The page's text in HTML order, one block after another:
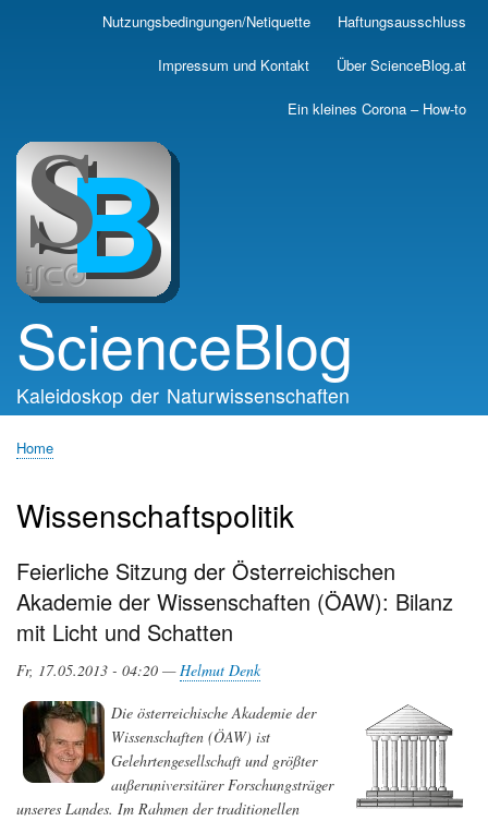
Skip
main
Nutzungsbedingungen/Netiquette Haftungsausschluss
Impressum und Kontakt Über ScienceBlog.at
Ein kleines Corona – How-to
ScienceBlog
Kaleidoskop der Naturwissenschaften
Home
Wissenschaftspolitik
Feierliche Sitzung der Österreichischen
Akademie der Wissenschaften (ÖAW): Bilanz
mit Licht und Schatten
Fr, 17.05.2013 - 04:20 —Helmut Denk
Die österreichische Akademie der
Wissenschaften (ÖAW) ist
Gelehrtengesellschaft und größter
außeruniversitärer Forschungsträger
unseres Landes. Im Rahmen der traditionellen